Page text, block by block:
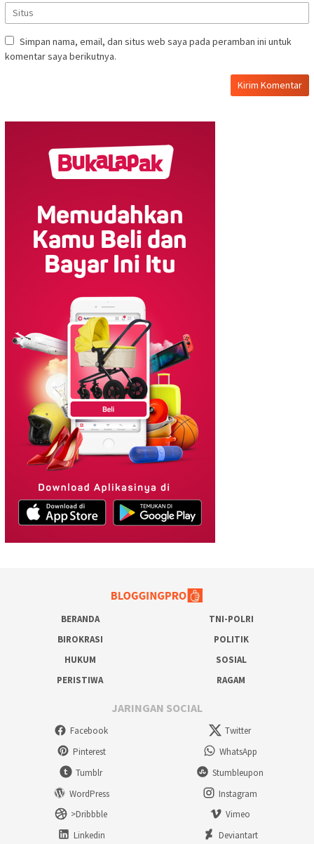
Simpan nama, email, dan situs web saya pada peramban ini untuk
komentar saya berikutnya.
BERANDA
TNI-POLRI
BIROKRASI
POLITIK
HUKUM
SOSIAL
PERISTIWA
RAGAM
JARINGAN SOCIAL
Facebook
Twitter
Pinterest
WhatsApp
Tumblr
Stumbleupon
WordPress
Instagram
>Dribbble
Vimeo
Linkedin
Deviantart